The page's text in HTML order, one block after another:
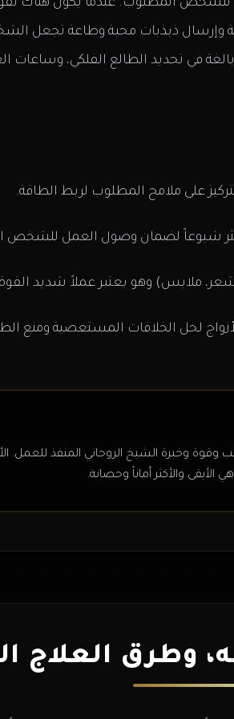
للشخص المطلوب. عندما يكون هناك
وإرسال ذبذبات محبة وطاعة تجعل
في تحديد الطالع الفلكي، وساعات
على ملامح المطلوب لربط الطاقة.
شيوعاً لضمان وصول العمل للشخص
ملابس) وهو يعتبر عملاً شديد
لحل الخلافات المستعصية ومنع
وخبرة الشيخ الروحاني المنفذ للعمل.
الأبقى والأكثر أماناً وحصانة.
وطرق العلاج